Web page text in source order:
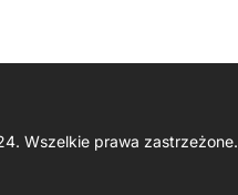
Wszelkie prawa zastrzeżone.